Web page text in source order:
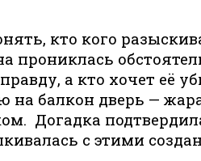
кто кого
а кто хочет её
на балкон дверь —
Догадка
с этими